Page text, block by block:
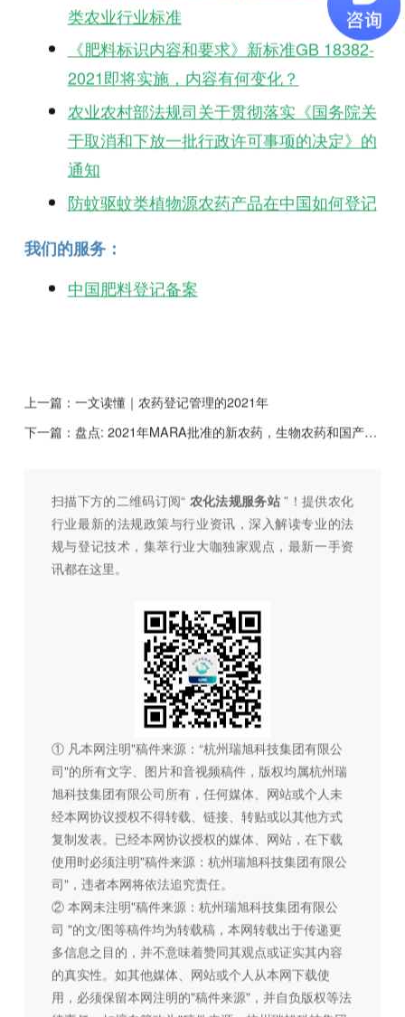
类农业行业标准
《肥料标识内容和要求》新标准GB 18382-
2021即将实施，内容有何变化？
农业农村部法规司关于贯彻落实《国务院关
于取消和下放一批行政许可事项的决定》的
通知
防蚊驱蚊类植物源农药产品在中国如何登记
我们的服务：
中国肥料登记备案
上一篇： 一文读懂｜农药登记管理的2021年
下一篇： 盘点: 2021年MARA批准的新农药，生物农药和国产新药创新高
扫描下方的二维码订阅“ 农化法规服务站 ”！提供农化
行业最新的法规政策与行业资讯，深入解读专业的法
规与登记技术，集萃行业大咖独家观点，最新一手资
讯都在这里。
① 凡本网注明"稿件来源：“杭州瑞旭科技集团有限公
司"的所有文字、图片和音视频稿件，版权均属杭州瑞
旭科技集团有限公司所有，任何媒体、网站或个人未
经本网协议授权不得转载、链接、转贴或以其他方式
复制发表。已经本网协议授权的媒体、网站，在下载
使用时必须注明"稿件来源：杭州瑞旭科技集团有限公
司"，违者本网将依法追究责任。
② 本网未注明"稿件来源：杭州瑞旭科技集团有限公
司 "的文/图等稿件均为转载稿，本网转载出于传递更
多信息之目的，并不意味着赞同其观点或证实其内容
的真实性。如其他媒体、网站或个人从本网下载使
用，必须保留本网注明的"稿件来源"，并自负版权等法